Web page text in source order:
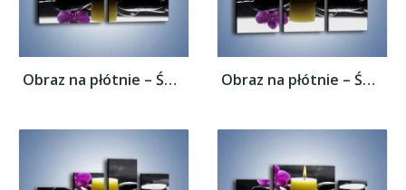
Obraz na płótnie – Świeca przed kwiatem –... Obraz na płótnie – Świeca przed kwiatem –...